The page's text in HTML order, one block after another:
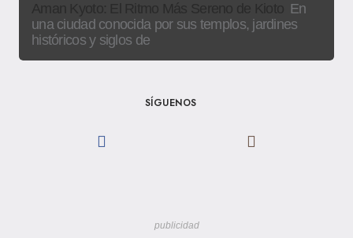
En
una ciudad conocida por sus templos, jardines
históricos y siglos de
SÍGUENOS
publicidad